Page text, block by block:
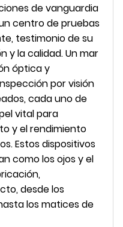
de vanguardia
centro de pruebas
testimonio de su
y la calidad. Un mar
óptica y
por visión
cada uno de
vital para
y el rendimiento
Estos dispositivos
como los ojos y el
desde los
los matices de